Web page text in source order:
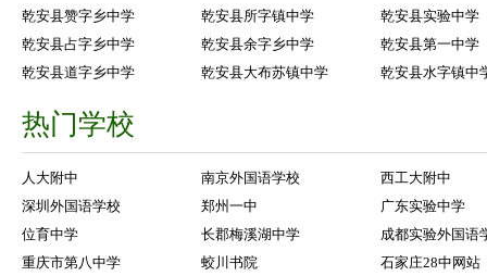
乾安县赞字乡中学
乾安县所字镇中学
乾安县实验中学
乾安县占字乡中学
乾安县余字乡中学
乾安县第一中学
乾安县道字乡中学
乾安县大布苏镇中学 乾安县水字镇中
热门学校
人大附中 南京外国语学校
西工大附中
深圳外国语学校
郑州一中
广东实验中学
位育中学
长郡梅溪湖中学
成都实验外国语
重庆市第八中学
蛟川书院
石家庄28中网站